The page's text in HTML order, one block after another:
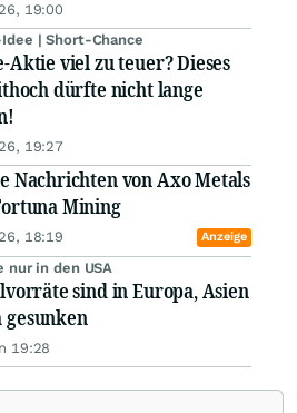
19:00
| Short-Chance
Aktie viel zu teuer? Dieses
dürfte nicht lange
19:27
Nachrichten von Axo Metals
Mining
18:19 Anzeige
nur in den USA
sind in Europa, Asien
gesunken
19:28